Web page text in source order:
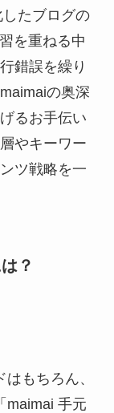
たブログの
を重ねる中
錯誤を繰り
の奥深
るお手伝い
やキーワー
ツ戦略を一
？
もちろん、
maimai 手元